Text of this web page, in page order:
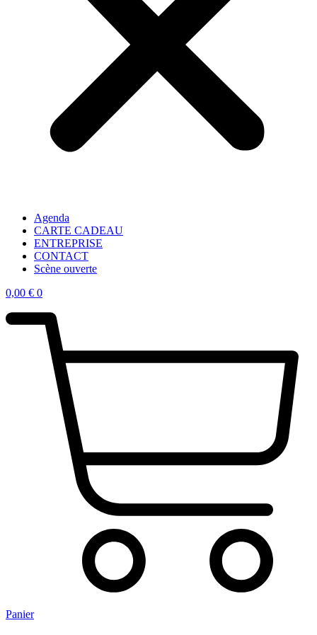
Agenda
CARTE CADEAU
ENTREPRISE
CONTACT
Scène ouverte
0,00 € 0
Panier